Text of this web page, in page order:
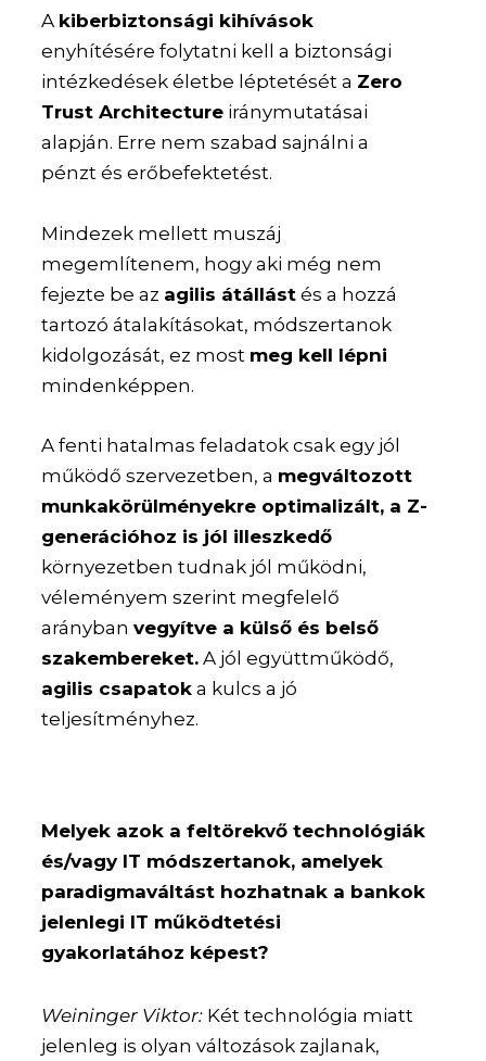
A kiberbiztonsági kihívások
enyhítésére folytatni kell a biztonsági
intézkedések életbe léptetését a Zero
Trust Architecture iránymutatásai
alapján. Erre nem szabad sajnálni a
pénzt és erőbefektetést.
Mindezek mellett muszáj
megemlítenem, hogy aki még nem
fejezte be az agilis átállást és a hozzá
tartozó átalakításokat, módszertanok
kidolgozását, ez most meg kell lépni
mindenképpen.
A fenti hatalmas feladatok csak egy jól
működő szervezetben, a megváltozott
munkakörülményekre optimalizált, a Z-
generációhoz is jól illeszkedő
környezetben tudnak jól működni,
véleményem szerint megfelelő
aránybanvegyítve a külső és belső
szakembereket. A jól együttműködő,
agilis csapatok a kulcs a jó
teljesítményhez.
Melyek azok a feltörekvő technológiák
és/vagy IT módszertanok, amelyek
paradigmaváltást hozhatnak a bankok
jelenlegi IT működtetési
gyakorlatához képest?
Weininger Viktor: Két technológia miatt
jelenleg is olyan változások zajlanak,